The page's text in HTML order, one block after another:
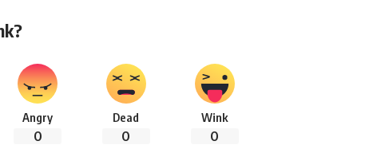
Angry
0
Dead
0
Wink
0